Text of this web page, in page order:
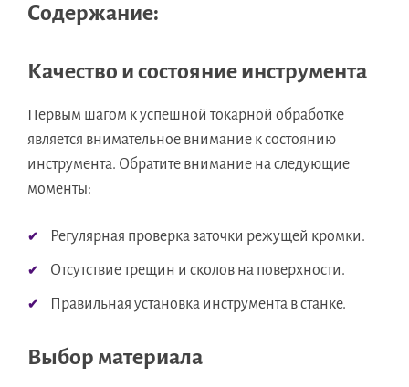
Содержание:
Качество и состояние инструмента
Первым шагом к успешной токарной обработке
является внимательное внимание к состоянию
инструмента. Обратите внимание на следующие
моменты:
Регулярная проверка заточки режущей кромки.
Отсутствие трещин и сколов на поверхности.
Правильная установка инструмента в станке.
Выбор материала